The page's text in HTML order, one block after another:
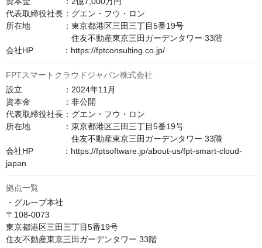
代表取締役社長：グエン・フウ・ロン
所在地　　　　：東京都港区三田三丁目5番19号
住友不動産東京三田ガーデンタワー 33階
会社HP　　　  ：https://fptconsulting.co.jp/
FPTスマートクラウドジャパン株式会社
設立　　　　　：2024年11月
資本金　　　　：非公開
代表取締役社長：グエン・フウ・ロン
所在地　　　　：東京都港区三田三丁目5番19号
住友不動産東京三田ガーデンタワー 33階
会社HP　　　  ：https://fptsoftware.jp/about-us/fpt-smart-cloud-
japan
拠点一覧
・グループ本社
〒108-0073
東京都港区三田三丁目5番19号
住友不動産東京三田ガーデンタワー 33階